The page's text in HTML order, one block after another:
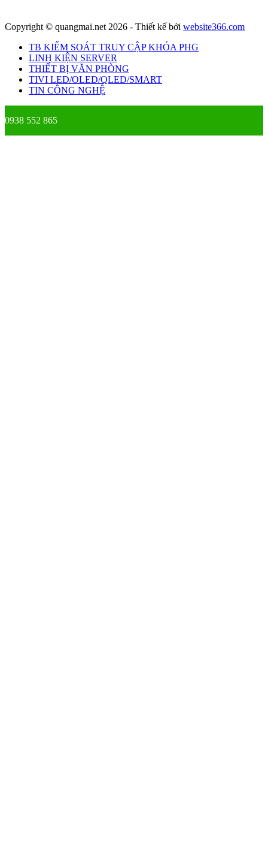
Copyright © quangmai.net 2026 - Thiết kế bởi website366.com
TB KIỂM SOÁT TRUY CẬP KHÓA PHG
LINH KIỆN SERVER
THIẾT BỊ VĂN PHÒNG
TIVI LED/OLED/QLED/SMART
TIN CÔNG NGHỆ
0938 552 865